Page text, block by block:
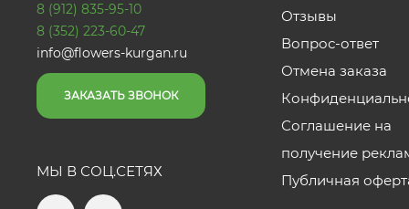
8 (912) 835-95-10
8 (352) 223-60-47
info@flowers-kurgan.ru
ЗАКАЗАТЬ ЗВОНОК
МЫ В СОЦ.СЕТЯХ
Отзывы
Вопрос-ответ
Отмена заказа
Соглашение на
получение
Публичная